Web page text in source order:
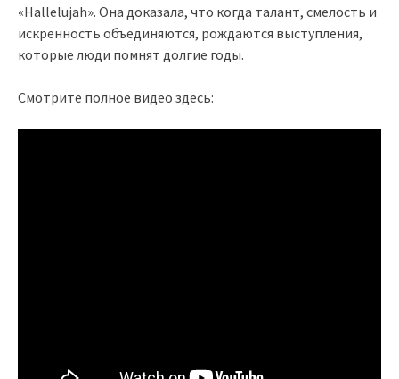
«Hallelujah». Она доказала, что когда талант, смелость и
искренность объединяются, рождаются выступления,
которые люди помнят долгие годы.
Смотрите полное видео здесь: